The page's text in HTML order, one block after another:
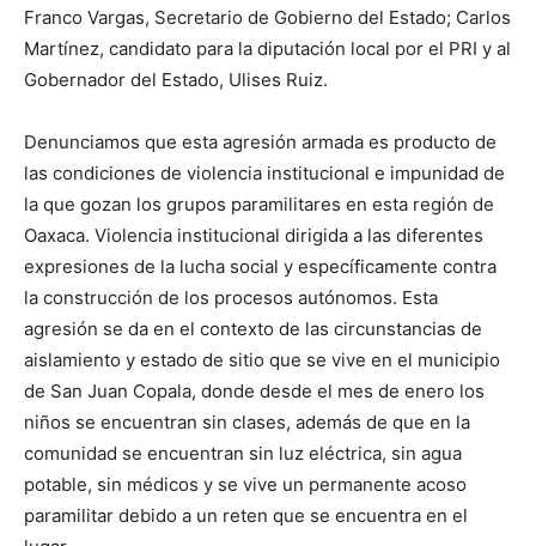
Franco Vargas, Secretario de Gobierno del Estado; Carlos
Martínez, candidato para la diputación local por el PRI y al
Gobernador del Estado, Ulises Ruiz.
Denunciamos que esta agresión armada es producto de
las condiciones de violencia institucional e impunidad de
la que gozan los grupos paramilitares en esta región de
Oaxaca. Violencia institucional dirigida a las diferentes
expresiones de la lucha social y específicamente contra
la construcción de los procesos autónomos. Esta
agresión se da en el contexto de las circunstancias de
aislamiento y estado de sitio que se vive en el municipio
de San Juan Copala, donde desde el mes de enero los
niños se encuentran sin clases, además de que en la
comunidad se encuentran sin luz eléctrica, sin agua
potable, sin médicos y se vive un permanente acoso
paramilitar debido a un reten que se encuentra en el